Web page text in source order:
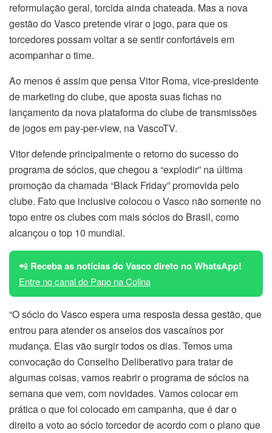
reformulação geral, torcida ainda chateada. Mas a nova
gestão do Vasco pretende virar o jogo, para que os
torcedores possam voltar a se sentir confortáveis em
acompanhar o time.
Ao menos é assim que pensa Vitor Roma, vice-presidente
de marketing do clube, que aposta suas fichas no
lançamento da nova plataforma do clube de transmissões
de jogos em pay-per-view, na VascoTV.
Vitor defende principalmente o retorno do sucesso do
programa de sócios, que chegou a “explodir” na última
promoção da chamada “Black Friday” promovida pelo
clube. Fato que inclusive colocou o Vasco não somente no
topo entre os clubes com mais sócios do Brasil, como
alcançou o top 10 mundial.
📲 Receba as notícias do Vasco direto no WhatsApp!
Entre no canal do Papo na Colina
“O sócio do Vasco espera uma resposta dessa gestão, que
entrou para atender os anseios dos vascaínos por
mudança. Elas vão surgir todos os dias. Temos uma
convocação do Conselho Deliberativo para tratar de
algumas coisas, vamos reabrir o programa de sócios na
semana que vem, com novidades. Vamos colocar em
prática o que foi colocado em campanha, que é dar o
direito a voto ao sócio torcedor de acordo com o plano que